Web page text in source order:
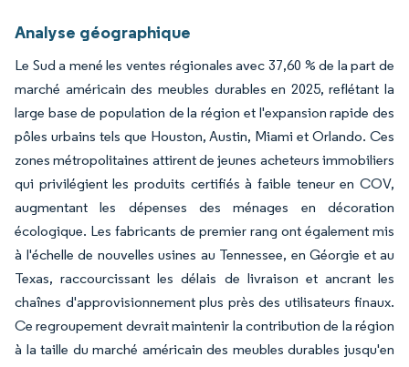
Analyse géographique
Le Sud a mené les ventes régionales avec 37,60 % de la part de
marché américain des meubles durables en 2025, reflétant la
large base de population de la région et l'expansion rapide des
pôles urbains tels que Houston, Austin, Miami et Orlando. Ces
zones métropolitaines attirent de jeunes acheteurs immobiliers
qui privilégient les produits certifiés à faible teneur en COV,
augmentant les dépenses des ménages en décoration
écologique. Les fabricants de premier rang ont également mis
à l'échelle de nouvelles usines au Tennessee, en Géorgie et au
Texas, raccourcissant les délais de livraison et ancrant les
chaînes d'approvisionnement plus près des utilisateurs finaux.
Ce regroupement devrait maintenir la contribution de la région
à la taille du marché américain des meubles durables jusqu'en